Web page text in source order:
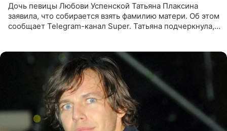
Дочь певицы Любови Успенской Татьяна Плаксина
заявила, что собирается взять фамилию матери. Об этом
сообщает Telegram-канал Super. Татьяна подчеркнула,